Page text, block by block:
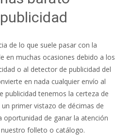
de lo que suele pasar con la
en muchas ocasiones debido a los
o al detector de publicidad del
en nada cualquier envío al
publicidad tenemos la certeza de
primer vistazo de décimas de
oportunidad de ganar la atención
folleto o catálogo.